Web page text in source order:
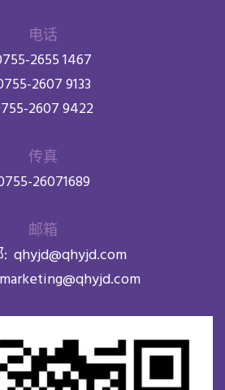
电话
2655 1467
2607 9133
2607 9422
传真
26071689
邮箱
qhyjd@qhyjd.com
marketing@qhyjd.com